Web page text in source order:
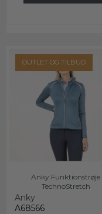
OUTLET OG TILBUD
Anky Funktionstrøje
TechnoStretch
Anky
A68566